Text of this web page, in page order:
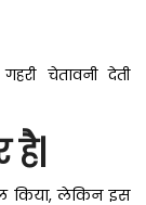
चेतावनी देती
है|
किया, लेकिन इस